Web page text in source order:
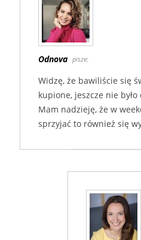
Odnova pisze:
Widzę, że bawiliście się
kupione, jeszcze nie
Mam nadzieję, że w
sprzyjać to również się